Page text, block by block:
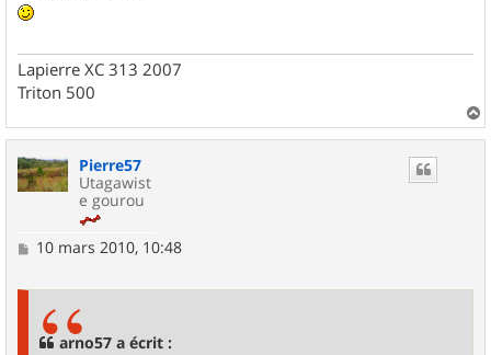
Lapierre XC 313 2007
Triton 500
a
Pierre57
Utagawist
e gourou
M10 mars 2010, 10:48
arno57 a écrit :